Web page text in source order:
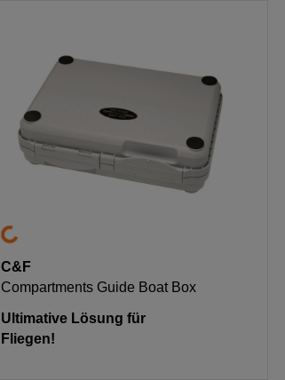
C&F
Compartments Guide Boat Box
Ultimative Lösung für
Fliegen!